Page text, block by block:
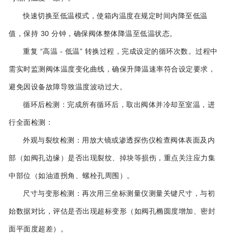
快速切换至低温模式，使箱内温度在规定时间内降至低温
值，保持 30 分钟，确保阀体整体降温至低温状态。
重复 “高温 - 低温” 转换过程，完成设定的循环次数。过程中
需实时监测阀体温度变化曲线，确保升降温速率符合设定要求，
避免因设备故障导致温度波动过大。
循环后检测：完成所有循环后，取出阀体并冷却至室温，进
行全面检测：
外观与裂纹检测：用放大镜或渗透探伤仪检查阀体表面及内
部（如阀孔边缘）是否出现裂纹、掉块等损伤，重点关注应力集
中部位（如油道拐角、螺栓孔周围）。
尺寸与变形检测：再次用三坐标测量仪测量关键尺寸，与初
始数据对比，评估是否出现超标变形（如阀孔椭圆度增加、密封
面平面度超差）。